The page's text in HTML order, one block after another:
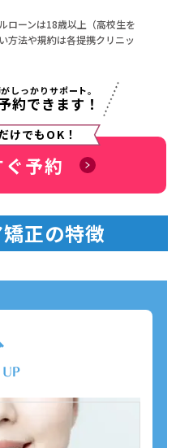
ローンは18歳以上（高校生を
方法や規約は各提携クリニッ
しっかりサポート。
約できます！
けでもOK！
予約
正の特徴